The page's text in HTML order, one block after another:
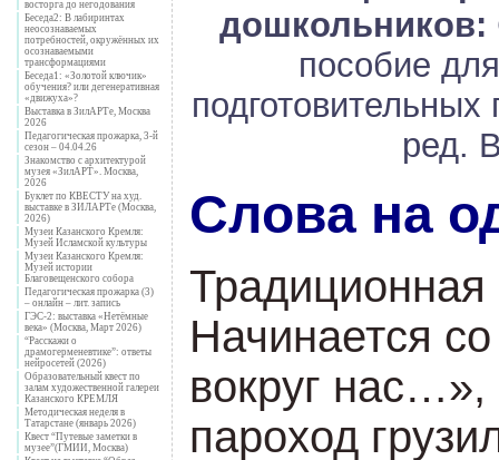
восторга до негодования
Беседа2: В лабиринтах
неосознаваемых
потребностей, окружённых их
осознаваемыми
трансформациями
Беседа1: «Золотой ключик»
обучения? или дегенеративная
«движуха»?
Выставка в ЗилАРТе, Москва
2026
Педагогическая прожарка, 3-й
сезон – 04.04.26
Знакомство с архитектурой
музея «ЗилАРТ». Москва,
2026
Буклет по КВЕСТУ на худ.
выставке в ЗИЛАРТе (Москва,
2026)
Музеи Казанского Кремля:
Музей Исламской культуры
Музеи Казанского Кремля:
Музей истории
Благовещенского собора
Педагогическая прожарка (3)
– онлайн – лит. запись
ГЭС-2: выставка «Нетёмные
века» (Москва, Март 2026)
“Расскажи о
драмогерменевтике”: ответы
нейросетей (2026)
Образовательный квест по
залам художественной галереи
Казанского КРЕМЛЯ
Методическая неделя в
Татарстане (январь 2026)
Квест “Путевые заметки в
музее”(ГМИИ, Москва)
дошкольников:
пособие
подготовительных
ред.
Слова на
Традиционная
Начинается
вокруг
пароход